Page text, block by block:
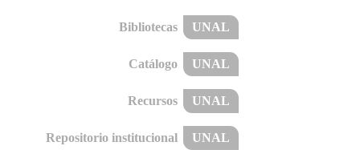
Bibliotecas UNAL
Catálogo UNAL
Recursos UNAL
Repositorio institucional UNAL